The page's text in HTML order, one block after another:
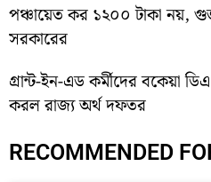
পঞ্চায়েত কর ১২০০ টাকা নয়,
সরকারের
গ্রান্ট-ইন-এড কর্মীদের বকেয়া
করল রাজ্য অর্থ দফতর
RECOMMENDED